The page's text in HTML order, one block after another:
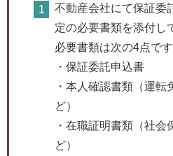
不動産会社にて保証委
定の必要書類を添付し
必要書類は次の4点です
・保証委託申込書
・本人確認書類（運
ど）
・在職証明書類（社
ど）